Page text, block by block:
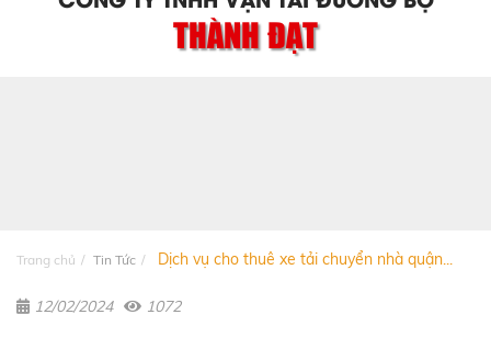
THÀNH ĐẠT
Trang chủ Tin Tức Dịch vụ cho thuê xe tải chuyển nhà quận...
12/02/2024 1072